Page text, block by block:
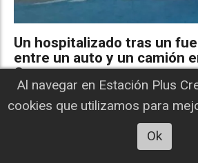
Un hospitalizado tras un
entre un auto y un camión
Camps
ESTACIÓN PLUS CRESPO
Un automóvil y un camión impactaron
Al navegar en Estación Plus
cookies que utilizamos para
Ok